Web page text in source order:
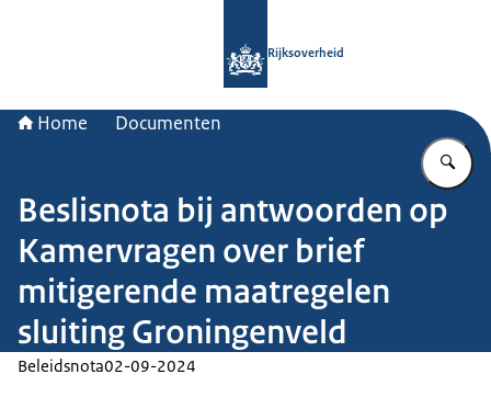
Rijksoverheid
Home Documenten
Beslisnota bij antwoorden op
Kamervragen over brief
mitigerende maatregelen
sluiting Groningenveld
Beleidsnota02-09-2024